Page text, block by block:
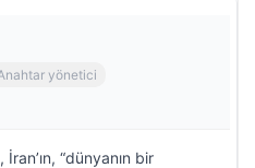
yönetici
“dünyanın bir